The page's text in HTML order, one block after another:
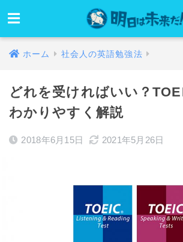
ホーム 社会人の英語勉強法
どれを受ければいい？
わかりやすく解説
2018年6月15日 2021年5月26日